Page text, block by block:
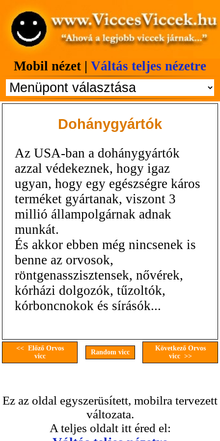
Mobil nézet | Váltás teljes nézetre
Dohánygyártók
Az USA-ban a dohánygyártók
azzal védekeznek, hogy igaz
ugyan, hogy egy egészségre káros
terméket gyártanak, viszont 3
millió állampolgárnak adnak
munkát.
És akkor ebben még nincsenek is
benne az orvosok,
röntgenasszisztensek, nővérek,
kórházi dolgozók, tűzoltók,
kórboncnokok és sírásók...
<< Előző Orvos
vicc
Random vicc
Következő Orvos
vicc >>
Ez az oldal egyszerüsített, mobilra tervezett
változata.
A teljes oldalt itt éred el: